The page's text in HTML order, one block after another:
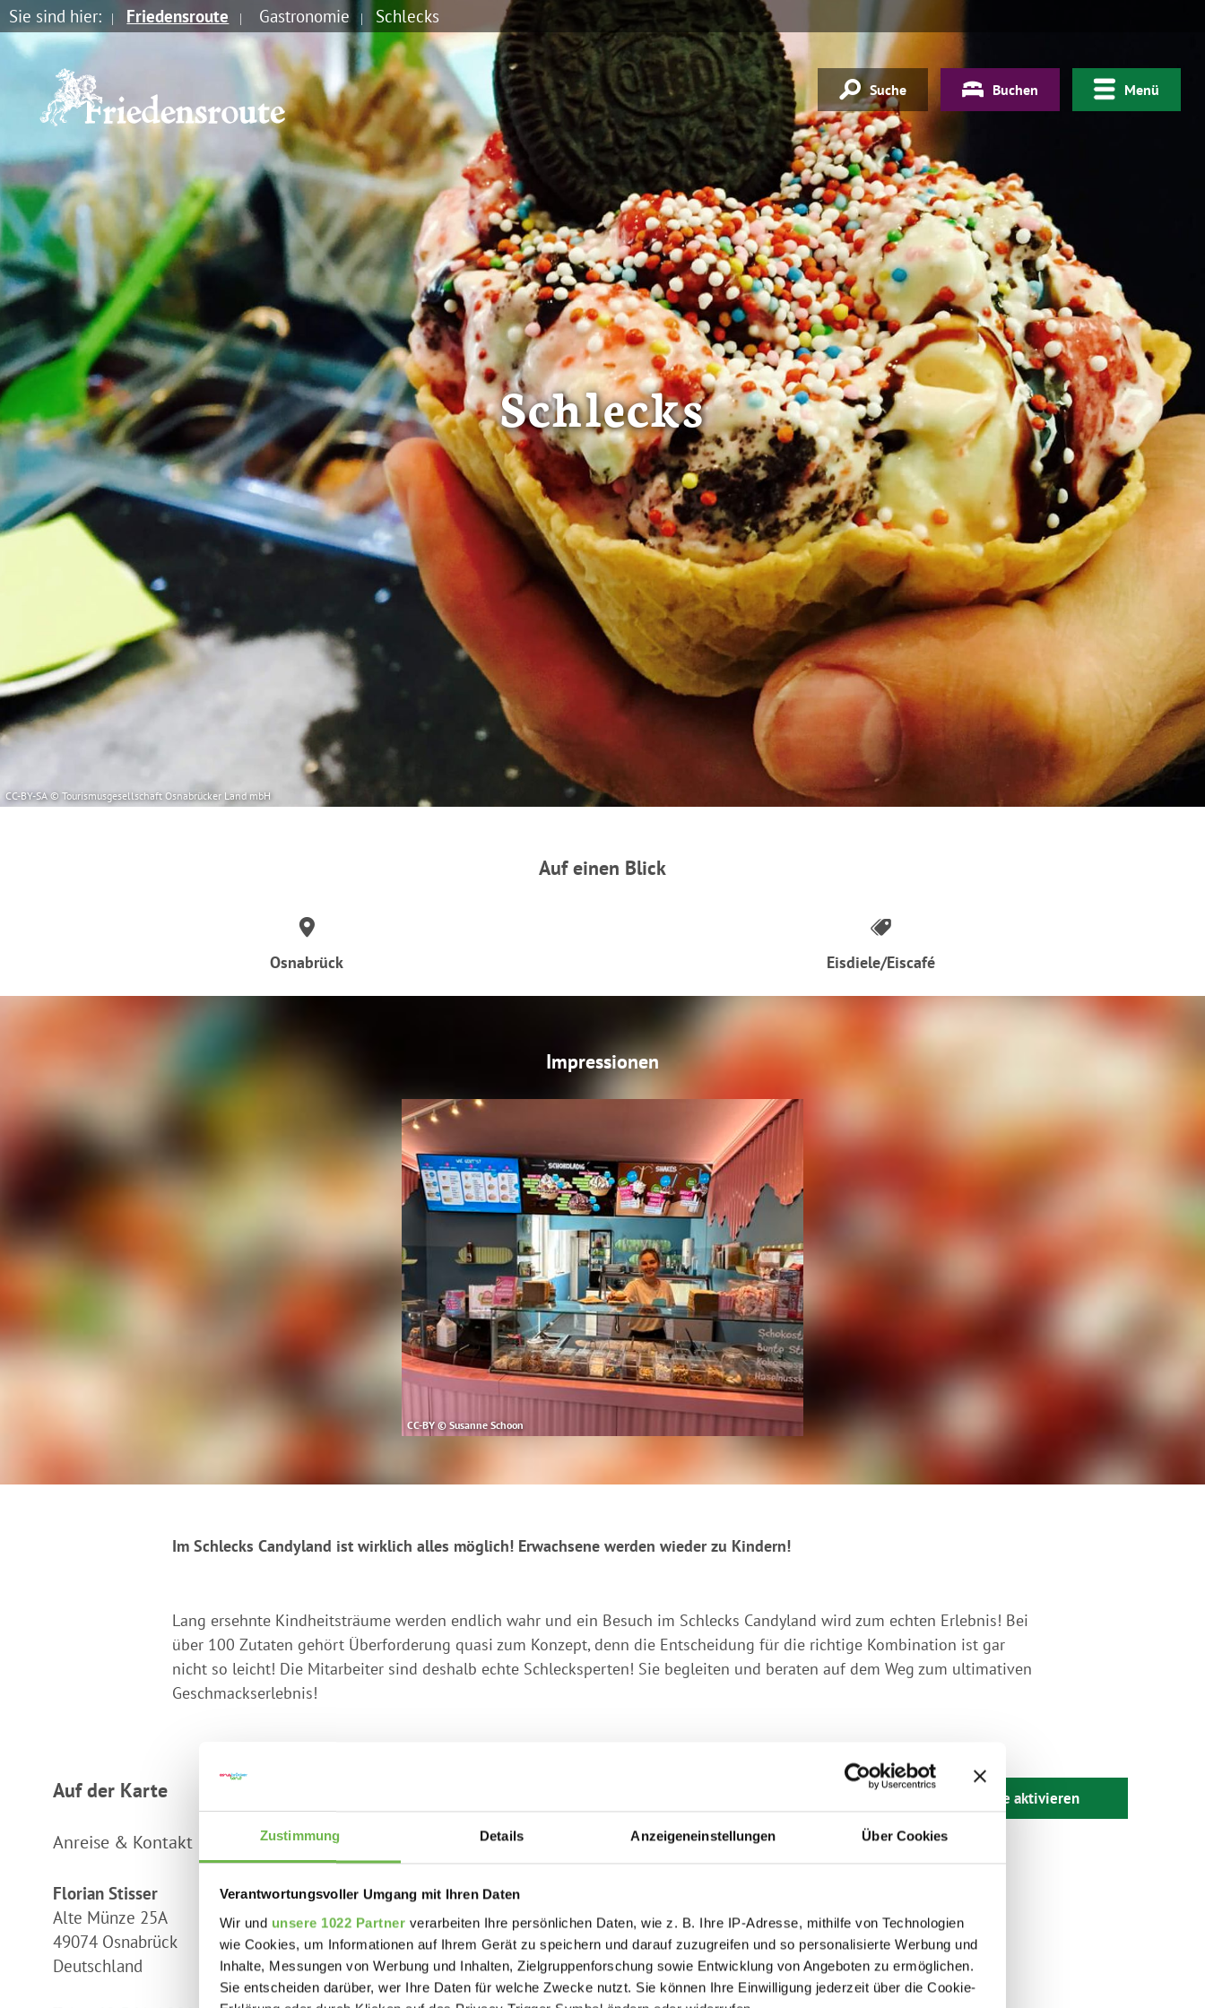
Zustimmung Details Anzeigeneinstellungen Über Cookies
Verantwortungsvoller Umgang mit Ihren Daten
Wir und unsere 1022 Partner verarbeiten Ihre persönlichen Daten, wie z. B. Ihre IP-Adresse, mithilfe von Technologien
wie Cookies, um Informationen auf Ihrem Gerät zu speichern und darauf zuzugreifen und so personalisierte Werbung und
Inhalte, Messungen von Werbung und Inhalten, Zielgruppenforschung sowie Entwicklung von Angeboten zu ermöglichen.
Sie entscheiden darüber, wer Ihre Daten für welche Zwecke nutzt. Sie können Ihre Einwilligung jederzeit über die Cookie-
Sie sind hier: Friedensroute Gastronomie Schlecks
Suche Buchen Menü
Schlecks
CC-BY-SA © Tourismusgesellschaft Osnabrücker Land mbH
Auf einen Blick
Osnabrück Eisdiele/Eiscafé
Impressionen
CC-BY © Susanne Schoon
Im Schlecks Candyland ist wirklich alles möglich! Erwachsene werden wieder zu Kindern!
Lang ersehnte Kindheitsträume werden endlich wahr und ein Besuch im Schlecks Candyland wird zum echten Erlebnis! Bei
über 100 Zutaten gehört Überforderung quasi zum Konzept, denn die Entscheidung für die richtige Kombination ist gar
nicht so leicht! Die Mitarbeiter sind deshalb echte Schlecksperten! Sie begleiten und beraten auf dem Weg zum ultimativen
Geschmackserlebnis!
Auf der Karte
Anreise & Kontakt
Florian Stisser
Alte Münze 25A
49074 Osnabrück
Deutschland
Karte aktivieren